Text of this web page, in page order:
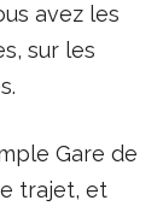
avez les
sur les
Gare de
trajet, et